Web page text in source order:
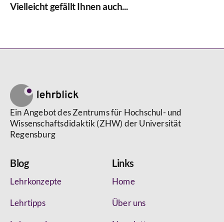
Vielleicht gefällt Ihnen auch...
Ein Angebot des Zentrums für Hochschul- und
Wissenschaftsdidaktik (ZHW) der Universität
Regensburg
Blog
Lehrkonzepte
Lehrtipps
Links
Home
Über uns